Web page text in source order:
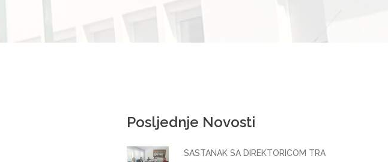
Posljednje Novosti
SASTANAK SA DIREKTORICOM TRA